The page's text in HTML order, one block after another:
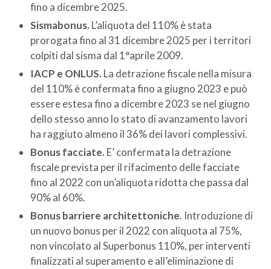
fino a dicembre 2025.
Sismabonus. L’aliquota del 110% è stata
prorogata fino al 31 dicembre 2025 per i territori
colpiti dal sisma dal 1°aprile 2009.
IACP e ONLUS. La detrazione fiscale nella misura
del 110% è confermata fino a giugno 2023 e può
essere estesa fino a dicembre 2023 se nel giugno
dello stesso anno lo stato di avanzamento lavori
ha raggiuto almeno il 36% dei lavori complessivi.
Bonus facciate. E’ confermata la detrazione
fiscale prevista per il rifacimento delle facciate
fino al 2022 con un’aliquota ridotta che passa dal
90% al 60%.
Bonus barriere architettoniche. Introduzione di
un nuovo bonus per il 2022 con aliquota al 75%,
non vincolato al Superbonus 110%, per interventi
finalizzati al superamento e all’eliminazione di